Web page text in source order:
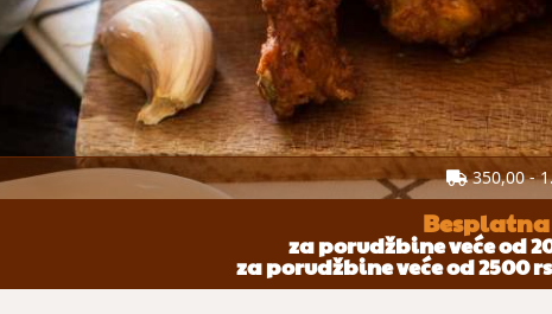
350,00 -
za porudžbine veće od
za porudžbine veće od 2500